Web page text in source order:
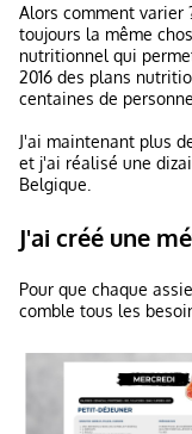
Alors comment varier
toujours la même
nutritionnel qui
2016 des plans
centaines de
J'ai maintenant plus
et j'ai réalisé une
Belgique.
J'ai créé une
Pour que chaque
comble tous les